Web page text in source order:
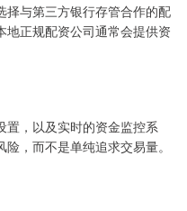
择与第三方银行存管合作的配
地正规配资公司通常会提供资
置，以及实时的资金监控系
，而不是单纯追求交易量。